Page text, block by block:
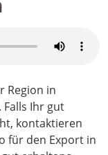
Region in
Falls Ihr gut
kontaktieren
für den Export in